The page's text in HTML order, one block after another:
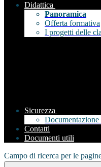
Didattica
Panoramica
Offerta formativa
I progetti delle
Sicurezza
Contatti
Documenti utili
Campo di ricerca per le